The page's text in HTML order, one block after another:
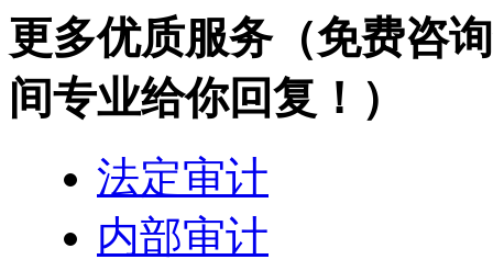
更多优质服务（免费咨
间专业给你回复！）
法定审计
内部审计